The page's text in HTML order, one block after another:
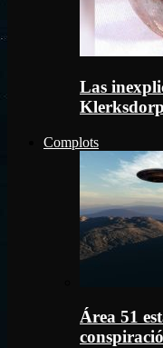
Las
Klerksdorp
Complots
Área 51